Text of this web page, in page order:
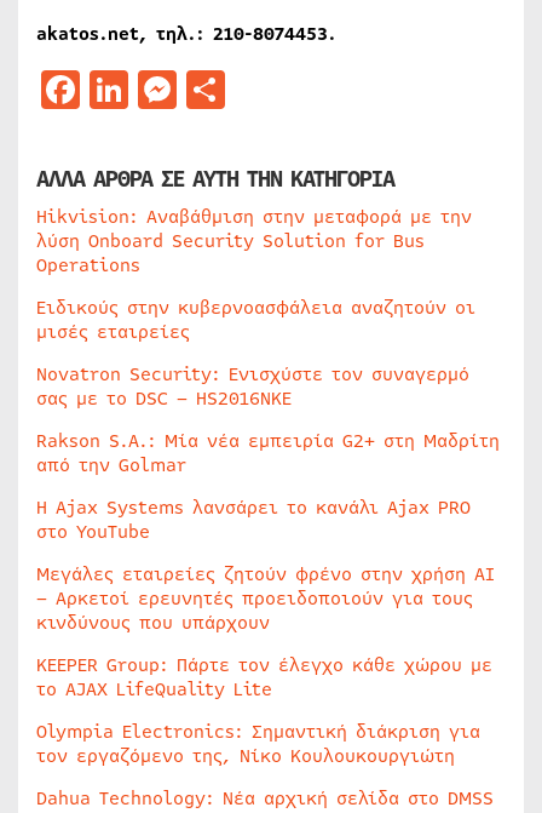
akatos.net, τηλ.: 210-8074453.
Facebook
LinkedIn
Messenger
ΑΛΛΑ ΑΡΘΡΑ ΣΕ ΑΥΤΗ ΤΗΝ ΚΑΤΗΓΟΡΙΑ
Hikvision: Αναβάθμιση στην μεταφορά με την
λύση Onboard Security Solution for Bus
Operations
Ειδικούς στην κυβερνοασφάλεια αναζητούν οι
μισές εταιρείες
Novatron Security: Ενισχύστε τον συναγερμό
σας με το DSC – HS2016NKE
Rakson S.A.: Μία νέα εμπειρία G2+ στη Μαδρίτη
από την Golmar
Η Ajax Systems λανσάρει το κανάλι Ajax PRO
στο YouTube
Μεγάλες εταιρείες ζητούν φρένο στην χρήση AI
– Αρκετοί ερευνητές προειδοποιούν για τους
κινδύνους που υπάρχουν
KEEPER Group: Πάρτε τον έλεγχο κάθε χώρου με
το AJAX LifeQuality Lite
Olympia Electronics: Σημαντική διάκριση για
τον εργαζόμενο της, Νίκο Κουλουκουργιώτη
Dahua Technology: Νέα αρχική σελίδα στο DMSS